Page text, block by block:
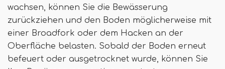
wachsen, können Sie die Bewässerung
zurückziehen und den Boden möglicherweise mit
einer Broadfork oder dem Hacken an der
Oberfläche belasten. Sobald der Boden erneut
befeuert oder ausgetrocknet wurde, können Sie